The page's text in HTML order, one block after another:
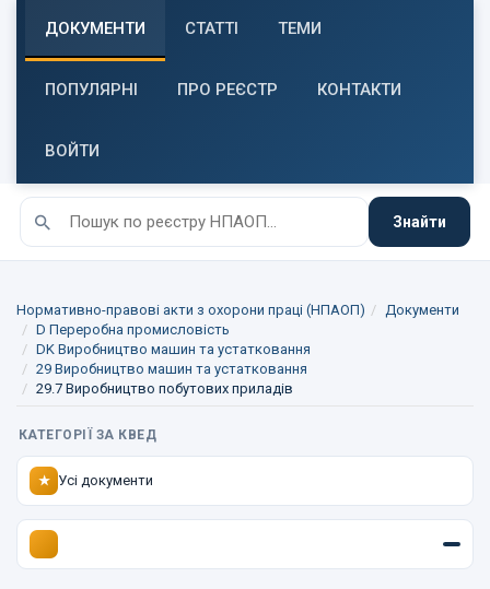
ДОКУМЕНТИ СТАТТІ ТЕМИ
ПОПУЛЯРНІ ПРО РЕЄСТР КОНТАКТИ
ВОЙТИ
Знайти
Нормативно-правові акти з охорони праці (НПАОП)
Документи
D Переробна промисловість
DK Виробництво машин та устатковання
29 Виробництво машин та устатковання
29.7 Виробництво побутових приладів
КАТЕГОРІЇ ЗА КВЕД
★ Усі документи